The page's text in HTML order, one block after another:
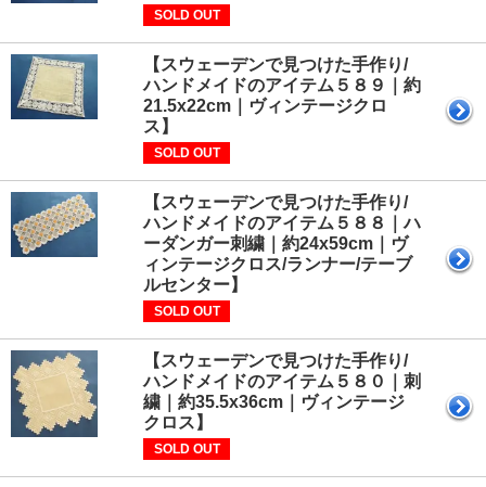
SOLD OUT
【スウェーデンで見つけた手作り/
ハンドメイドのアイテム５８９｜約
21.5x22cm｜ヴィンテージクロ
ス】
SOLD OUT
【スウェーデンで見つけた手作り/
ハンドメイドのアイテム５８８｜ハ
ーダンガー刺繍｜約24x59cm｜ヴ
ィンテージクロス/ランナー/テーブ
ルセンター】
SOLD OUT
【スウェーデンで見つけた手作り/
ハンドメイドのアイテム５８０｜刺
繍｜約35.5x36cm｜ヴィンテージ
クロス】
SOLD OUT